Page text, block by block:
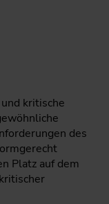
kritische
des
Platz auf dem